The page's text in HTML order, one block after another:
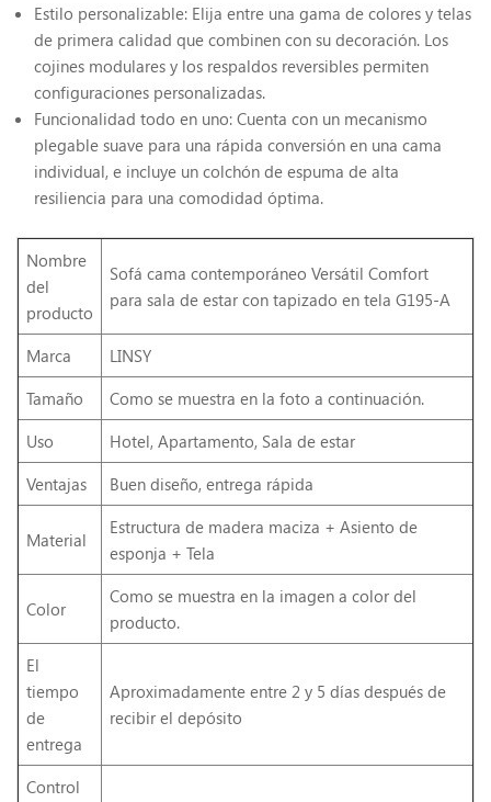
Estilo personalizable: Elija entre una gama de colores y telas
de primera calidad que combinen con su decoración. Los
cojines modulares y los respaldos reversibles permiten
configuraciones personalizadas.
Funcionalidad todo en uno: Cuenta con un mecanismo
plegable suave para una rápida conversión en una cama
individual, e incluye un colchón de espuma de alta
resiliencia para una comodidad óptima.
Nombre
del
producto
Sofá cama contemporáneo Versátil Comfort
para sala de estar con tapizado en tela G195-A
Marca
LINSY
Tamaño
Como se muestra en la foto a continuación.
Uso
Hotel, Apartamento, Sala de estar
Ventajas
Buen diseño, entrega rápida
Material
Estructura de madera maciza + Asiento de
esponja + Tela
Color
Como se muestra en la imagen a color del
producto.
El
tiempo
de
entrega
Aproximadamente entre 2 y 5 días después de
recibir el depósito
Control